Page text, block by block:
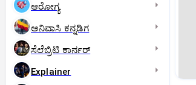
ಆರೋಗ್ಯ
ಅನಿವಾಸಿ ಕನ್ನಡಿಗ
ಸೆಲೆಬ್ರಿಟಿ ಕಾರ್ನರ್‌
Explainer